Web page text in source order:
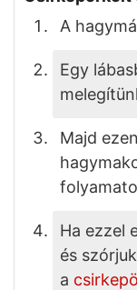
A
Egy
Majd
Ha ezzel
és
a